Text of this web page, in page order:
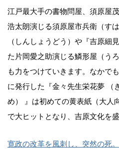
江戸最大手の書物問屋、須原屋
浩太朗演じる須原屋市兵衛（す
（しんしょうどう）や『吉原細
た片岡愛之助演じる鱗形屋（う
も力をつけていきます。なかで
に発行した『金々先生栄花夢 （
め） 』は初めての黄表紙（大人
で大ヒットとなり、吉原文化を
寛政の改革を風刺し、突然の死